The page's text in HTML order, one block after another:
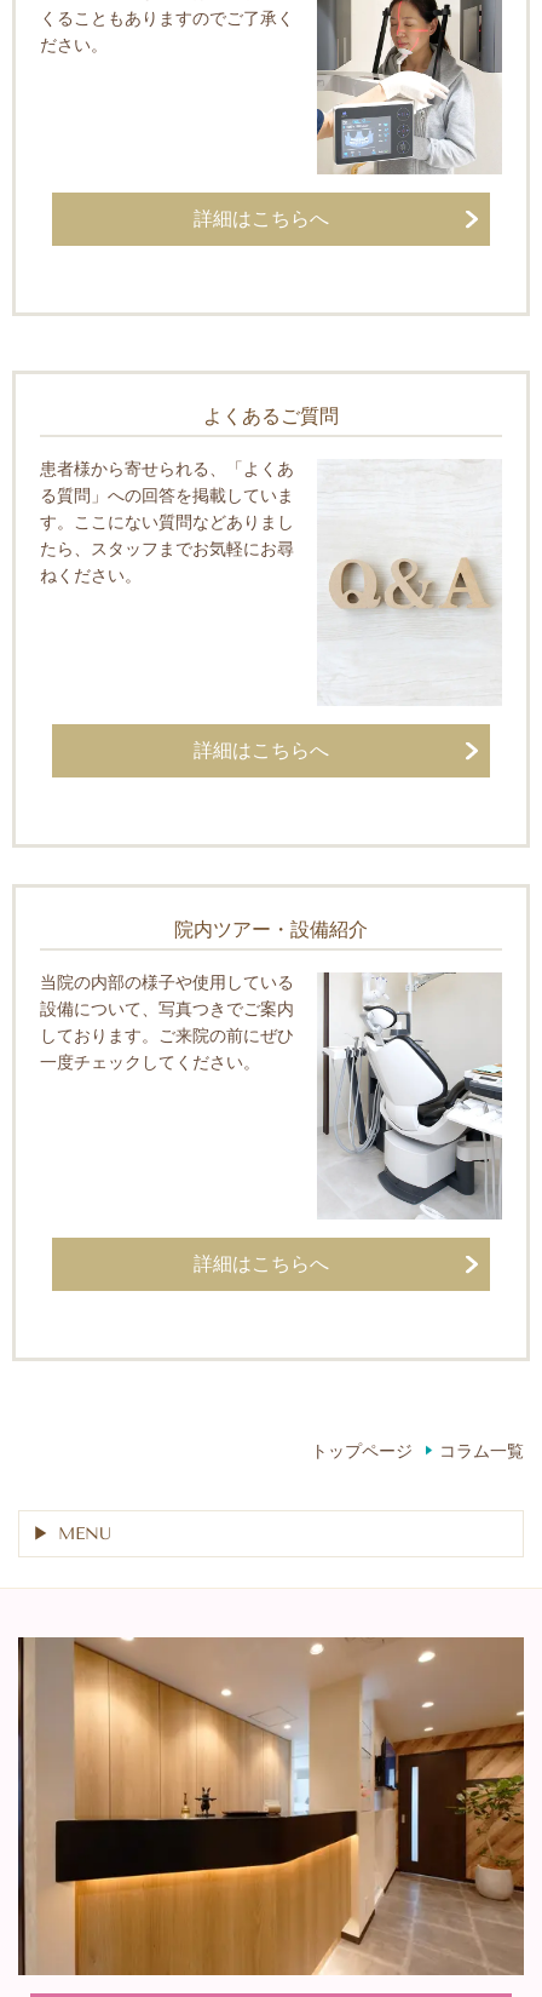
くることもありますのでご了承く
ださい。
詳細はこちらへ
よくあるご質問
患者様から寄せられる、「よくあ
る質問」への回答を掲載していま
す。ここにない質問などありまし
たら、スタッフまでお気軽にお尋
ねください。
詳細はこちらへ
院内ツアー・設備紹介
当院の内部の様子や使用している
設備について、写真つきでご案内
しております。ご来院の前にぜひ
一度チェックしてください。
詳細はこちらへ
トップページ コラム一覧
MENU